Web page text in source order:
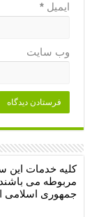
ایمیل*
وب‌ سایت
کلیه خدمات این
مربوطه می
جمهوری اسلامی